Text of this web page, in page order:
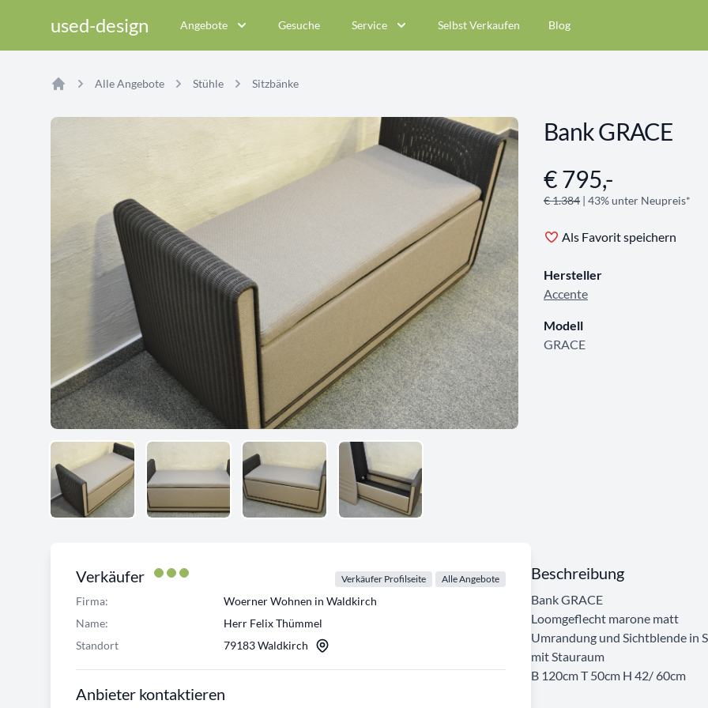
used-design Angebote Gesuche Service Selbst Verkaufen Blog
Alle Angebote Stühle Sitzbänke
Bank GRACE
Angebotsinformationen
€ 795,-
€ 1.384 | 43% unter Neupreis*
Als Favorit speichern
Hersteller
Accente
Modell
GRACE
Verkäufer Verkäufer Profilseite Alle Angebote
Firma:
Woerner Wohnen in Waldkirch
Name:
Herr Felix Thümmel
Standort
79183 Waldkirch
Anbieter kontaktieren
Beschreibung
Bank GRACE
Loomgeflecht marone matt
Umrandung und Sichtblende in
mit Stauraum
B 120cm T 50cm H 42/ 60cm